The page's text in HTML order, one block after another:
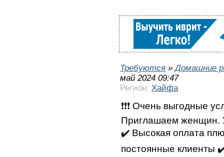
Требуются »Домашние
май 2024 09:47
Регион: Хайфа
❗❗❗ Очень выгодные
Приглашаем женщин.
✔️ Высокая оплата
постоянные клиенты